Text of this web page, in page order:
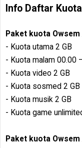
Info Daftar
Paket kuota Owsem
- Kuota utama 2 GB
- Kuota malam 00.00
- Kuota video 2 GB
- Kuota sosmed 2 GB
- Kuota musik 2 GB
- Kuota game
Paket kuota Owsem